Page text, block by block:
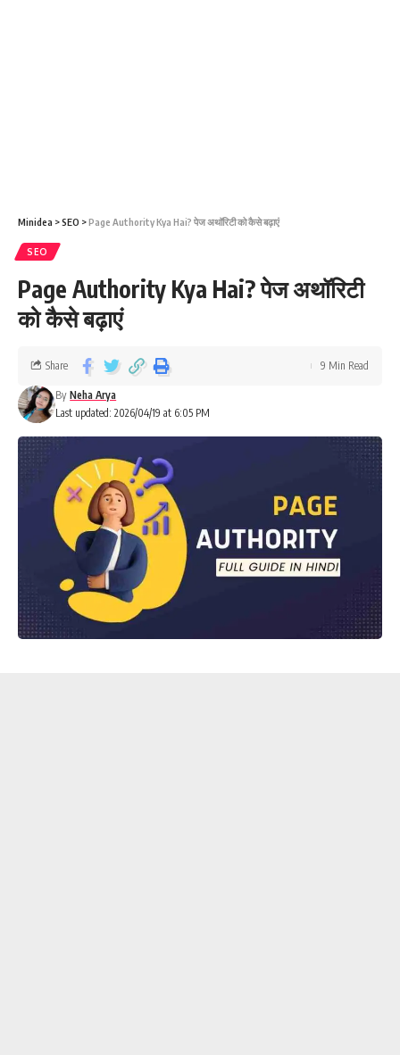
Minidea >SEO >Page Authority Kya Hai? पेज अथॉरिटी को कैसे बढ़ाएं
SEO
Page Authority Kya Hai? पेज अथॉरिटी
को कैसे बढ़ाएं
Last updated: 2026/04/19 at 6:05 PM
By Neha Arya
Share 9 Min Read